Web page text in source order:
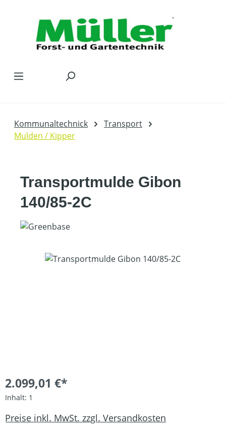
Kommunaltechnick
Transport
Mulden / Kipper
Transportmulde Gibon
140/85-2C
Bildergalerie überspringen
2.099,01 €*
Inhalt: 1
Preise inkl. MwSt. zzgl. Versandkosten